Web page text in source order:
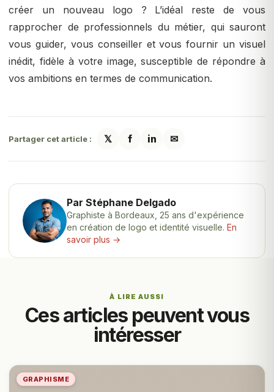
créer un nouveau logo ? L’idéal reste de vous
rapprocher de professionnels du métier, qui sauront
vous guider, vous conseiller et vous fournir un visuel
inédit, fidèle à votre image, susceptible de répondre à
vos ambitions en termes de communication.
Partager cet article : 𝕏 f in ✉
Par Stéphane Delgado
Graphiste à Bordeaux, 25 ans d'expérience
en création de logo et identité visuelle. En
savoir plus →
À LIRE AUSSI
Ces articles peuvent vous
intéresser
GRAPHISME